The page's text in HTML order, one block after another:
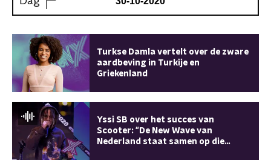
Turkse Damla vertelt over de zware
aardbeving in Turkije en
Griekenland
Yssi SB over het succes van
Scooter: "De New Wave van
Nederland staat samen op die